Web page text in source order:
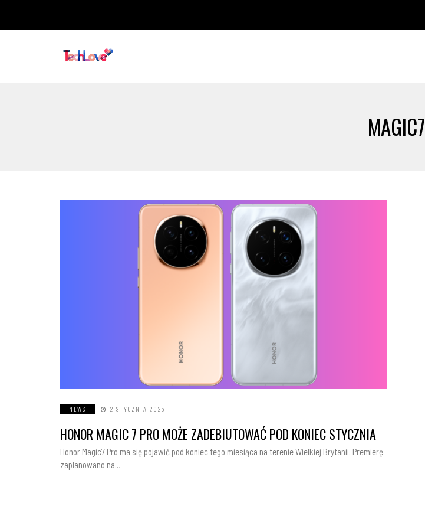
MAGIC7
NEWS 2 STYCZNIA 2025
HONOR MAGIC 7 PRO MOŻE ZADEBIUTOWAĆ POD KONIEC STYCZNIA
Honor Magic7 Pro ma się pojawić pod koniec tego miesiąca na terenie Wielkiej Brytanii. Premierę
zaplanowano na…